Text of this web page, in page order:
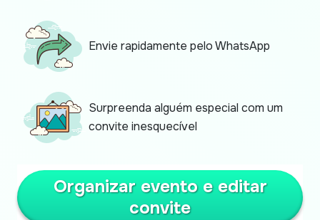
Envie rapidamente pelo WhatsApp
Surpreenda alguém especial com um
convite inesquecível
Organizar evento e editar
convite